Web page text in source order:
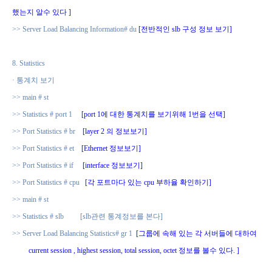
했는지 알수 있다 ]
>> Server Load Balancing Information# du [전반적인 slb 구성 정보 보기 ]
8. Statistics
· 통계치 보기
>> main # st
>> Statistics # port 1
[port 1에 대한 통계치를 보기위해 1번을 선택]
>> Port Statistics # br
[layer 2 의 정보보기 ]
>> Port Statistics # et
[Ethernet 정보보기 ]
>> Port Statistics # if
[interface 정보보기 ]
>> Port Statistics # cpu
[각 포트마다 있는 cpu 부하율 확인하기 ]
>> main # st
>> Statistics # slb
[slb관련 통계정보를 본다]
>> Server Load Balancing Statistics# gr 1 [그룹에 속해 있는 각 서버들에 대하여
current session , highest session, total session, octet 정보를 볼수 있다. ]